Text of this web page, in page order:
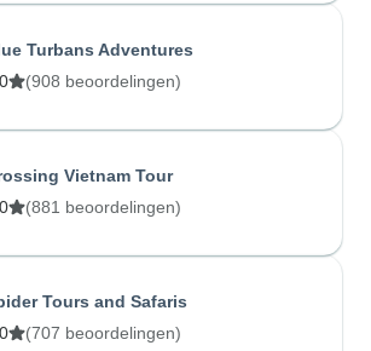
Turbans Adventures
(908 beoordelingen)
Vietnam Tour
(881 beoordelingen)
Tours and Safaris
(707 beoordelingen)